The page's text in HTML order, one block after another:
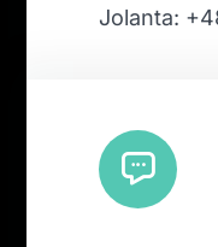
Jolanta: